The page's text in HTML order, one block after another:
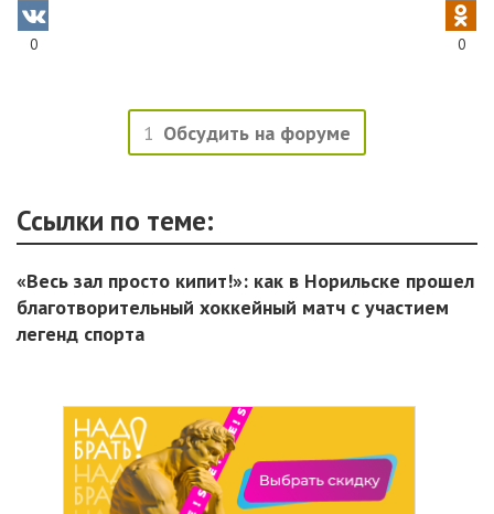
0 0
1 Обсудить на форуме
Ссылки по теме:
«Весь зал просто кипит!»: как в Норильске прошел
благотворительный хоккейный матч с участием
легенд спорта